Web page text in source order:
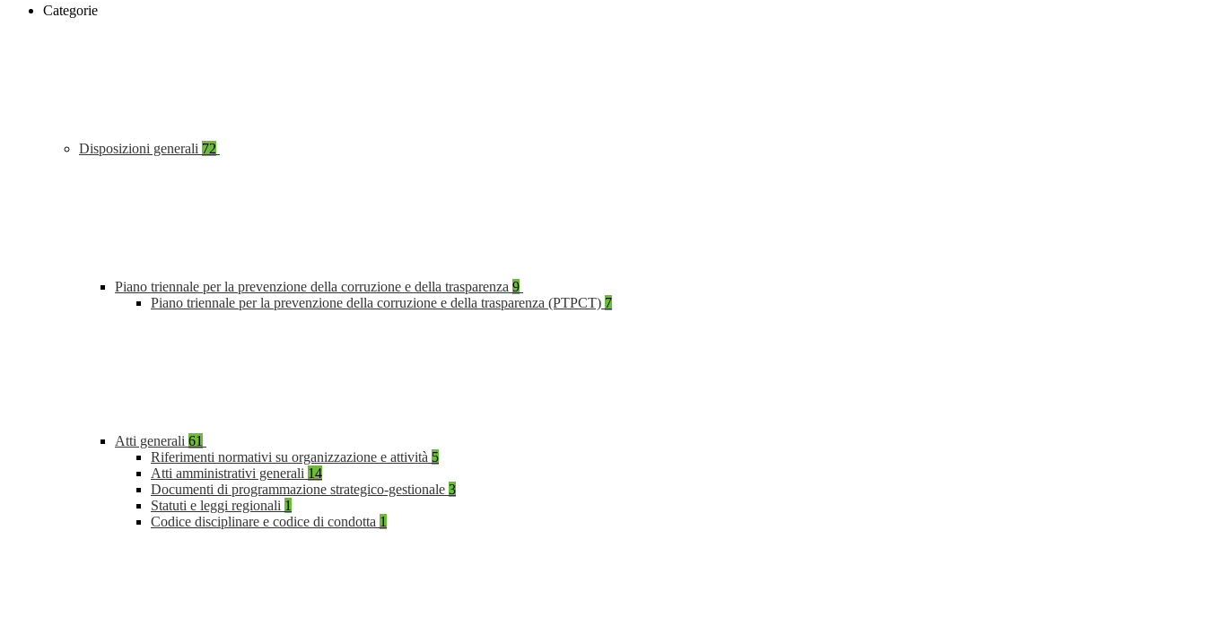
Categorie
Disposizioni generali 72
Piano triennale per la prevenzione della corruzione e della trasparenza 9
Piano triennale per la prevenzione della corruzione e della trasparenza (PTPCT) 7
Atti generali 61
Riferimenti normativi su organizzazione e attività 5
Atti amministrativi generali 14
Documenti di programmazione strategico-gestionale 3
Statuti e leggi regionali 1
Codice disciplinare e codice di condotta 1